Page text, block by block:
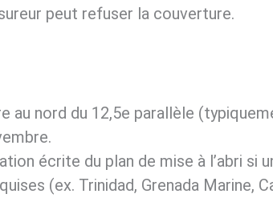
peut refuser la couverture.
au nord du 12,5e parallèle
écrite du plan de mise à l’abri si
(ex. Trinidad, Grenada Marine,